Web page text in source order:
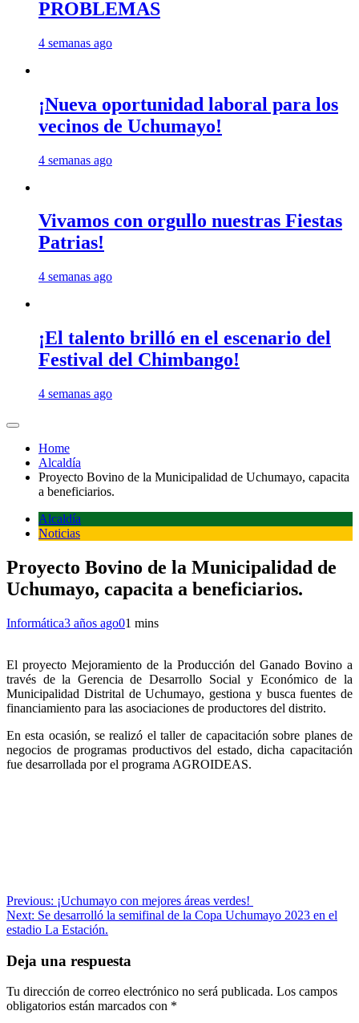
PROBLEMAS
4 semanas ago
¡Nueva oportunidad laboral para los
vecinos de Uchumayo!
4 semanas ago
Vivamos con orgullo nuestras Fiestas
Patrias!
4 semanas ago
¡El talento brilló en el escenario del
Festival del Chimbango!
4 semanas ago
Home
Alcaldía
Proyecto Bovino de la Municipalidad de Uchumayo, capacita
a beneficiarios.
Alcaldía
Noticias
Proyecto Bovino de la Municipalidad de
Uchumayo, capacita a beneficiarios.
Informática3 años ago01 mins
El proyecto Mejoramiento de la Producción del Ganado Bovino a
través de la Gerencia de Desarrollo Social y Económico de la
Municipalidad Distrital de Uchumayo, gestiona y busca fuentes de
financiamiento para las asociaciones de productores del distrito.
En esta ocasión, se realizó el taller de capacitación sobre planes de
negocios de programas productivos del estado, dicha capacitación
fue desarrollada por el programa AGROIDEAS.
Navegación
de
Previous: ¡Uchumayo con mejores áreas verdes!
Next: Se desarrolló la semifinal de la Copa Uchumayo 2023 en el
estadio La Estación.
Deja una respuesta
Tu dirección de correo electrónico no será publicada. Los campos
obligatorios están marcados con *